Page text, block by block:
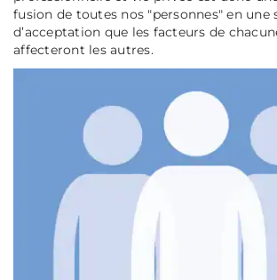
fusion de toutes nos "personnes" en une
d’acceptation que les facteurs de
affecteront les autres.